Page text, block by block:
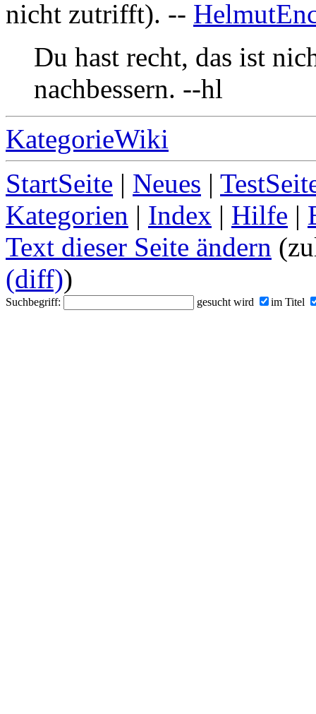
nicht zutrifft). --
Du hast recht, das ist
nachbessern. --hl
KategorieWiki
StartSeite | Neues |
Kategorien | Index | Hilfe |
Text dieser Seite ändern
(diff))
Suchbegriff: gesucht wird im Titel